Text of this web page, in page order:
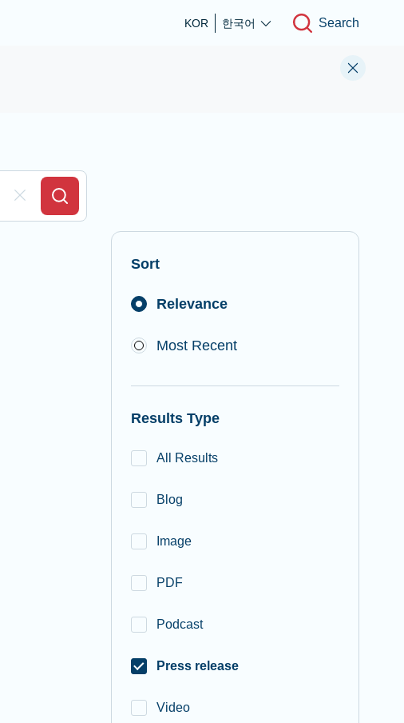
KOR 한국어 Search
Clear Field
Search
Sort
Relevance
Most Recent
Results Type
All Results
Blog
Image
PDF
Podcast
Press release
Video